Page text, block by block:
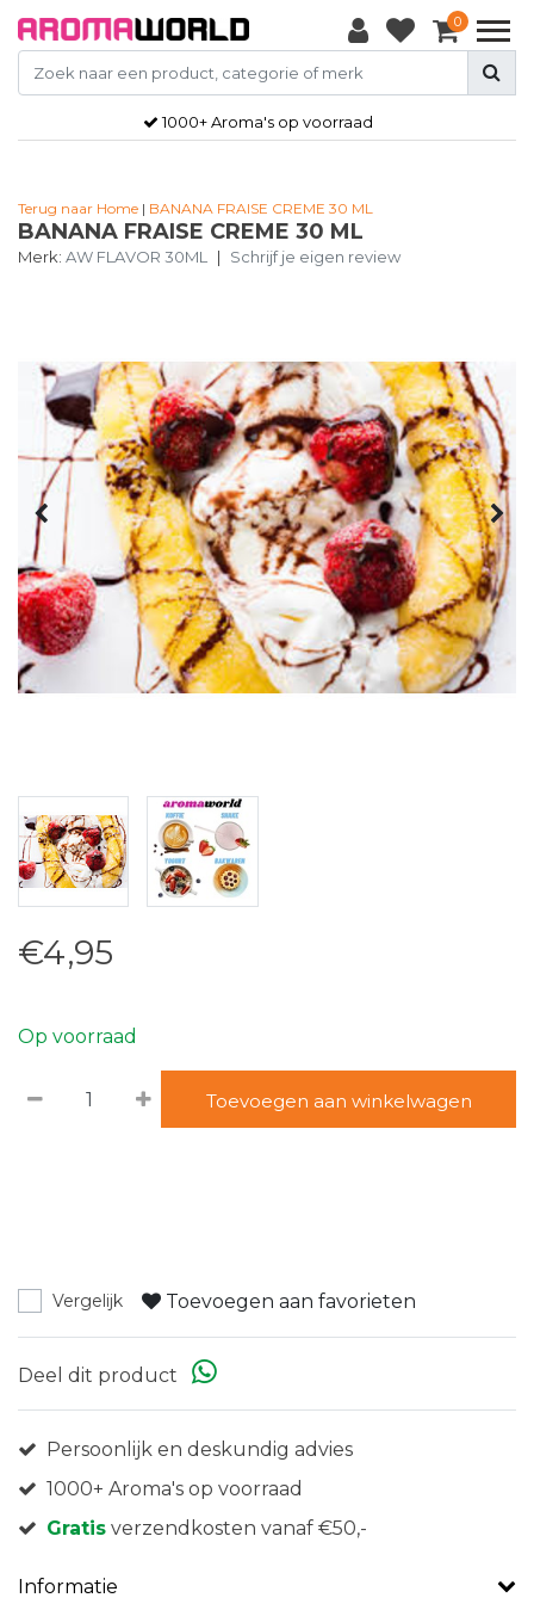
0
1000+ Aroma's op voorraad
Terug naar Home | BANANA FRAISE CREME 30 ML
BANANA FRAISE CREME 30 ML
Merk: AW FLAVOR 30ML | Schrijf je eigen review
€4,95
Op voorraad
Toevoegen aan winkelwagen
Vergelijk Toevoegen aan favorieten
Deel dit product
Persoonlijk en deskundig advies
1000+ Aroma's op voorraad
Gratis verzendkosten vanaf €50,-
Informatie